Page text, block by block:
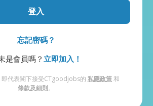
登入
忘記密碼？
是會員嗎？ 立即加入！
即代表閣下接受CTgoodjobs的 私隱政策和
條款及細則。